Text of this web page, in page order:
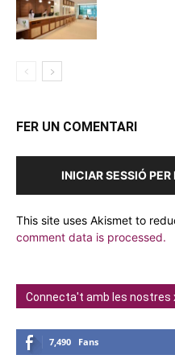
FER UN COMENTARI
INICIAR SESSIÓ
This site uses Akismet to
comment data is processed.
Connecta't amb les nostres
7,490 Fans